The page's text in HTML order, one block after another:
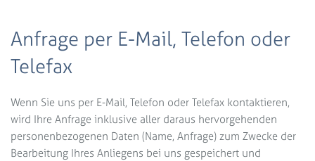
Anfrage per E-Mail, Telefon oder
Telefax
Wenn Sie uns per E-Mail, Telefon oder Telefax kontaktieren,
wird Ihre Anfrage inklusive aller daraus hervorgehenden
personenbezogenen Daten (Name, Anfrage) zum Zwecke der
Bearbeitung Ihres Anliegens bei uns gespeichert und